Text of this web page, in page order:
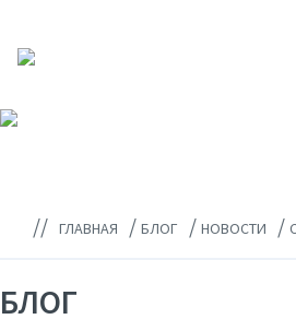
// ГЛАВНАЯ / БЛОГ / НОВОСТИ /
БЛОГ